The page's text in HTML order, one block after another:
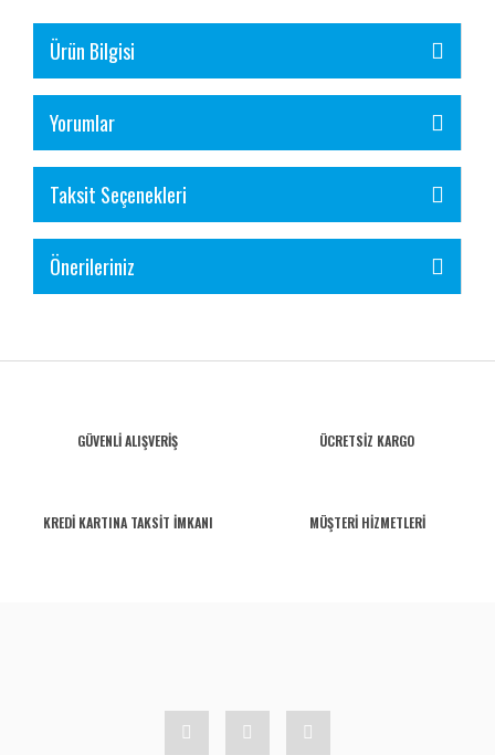
Ürün Bilgisi
Yorumlar
Taksit Seçenekleri
Önerileriniz
GÜVENLİ ALIŞVERİŞ ÜCRETSİZ KARGO
KREDİ KARTINA TAKSİT İMKANI MÜŞTERİ HİZMETLERİ